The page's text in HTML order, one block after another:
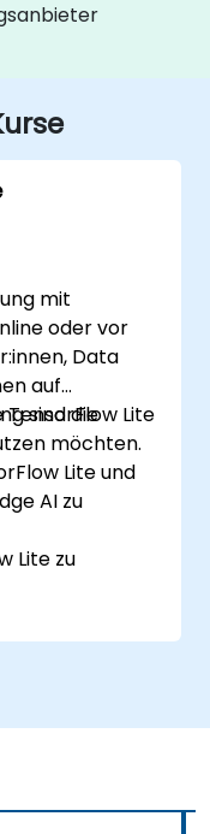
mit
oder vor
Data
auf
Lite
möchten.
sind die
Lite und
AI zu
Lite zu
optimierung
mit